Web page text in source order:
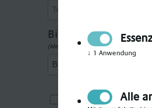
Bitte gewünschten
(Mehrfachauswahl möglich)
Ich möchte in
↓ 1 Anwendung
Alle